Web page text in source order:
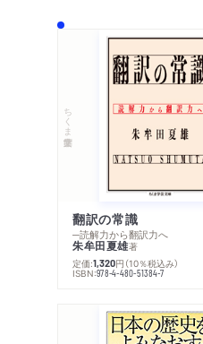
ちくま学芸文庫
翻訳の常識
─読解力から翻訳力へ
朱牟田夏雄著
定価:1,320円 （10％税込み）
ISBN:978-4-480-51384-7